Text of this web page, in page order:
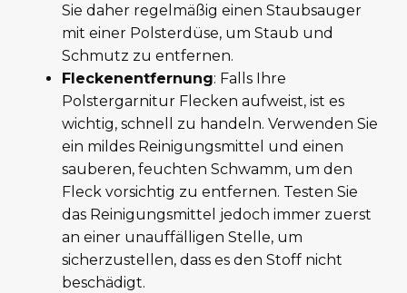
Sie daher regelmäßig einen Staubsauger
mit einer Polsterdüse, um Staub und
Schmutz zu entfernen.
Fleckenentfernung: Falls Ihre
Polstergarnitur Flecken aufweist, ist es
wichtig, schnell zu handeln. Verwenden Sie
ein mildes Reinigungsmittel und einen
sauberen, feuchten Schwamm, um den
Fleck vorsichtig zu entfernen. Testen Sie
das Reinigungsmittel jedoch immer zuerst
an einer unauffälligen Stelle, um
sicherzustellen, dass es den Stoff nicht
beschädigt.